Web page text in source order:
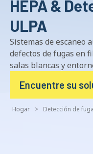
HEPA &
ULPA
Sistemas de escaneo
defectos de fugas en
salas blancas y
Encuentre su
Hogar > Detección de